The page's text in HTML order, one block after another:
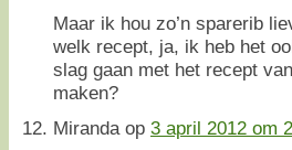
Maar ik hou zo’n sparerib
welk recept, ja, ik heb het
slag gaan met het recept van
maken?
Miranda op 3 april 2012 om